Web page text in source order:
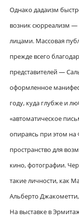
Однако дадаизм
возник сюрреализм
лицами. Массовая
прежде всего
представителей —
оформленное
году, куда глубже и
«автоматическое
опираясь при этом на
пространство для
кино, фотографии.
такие личности, как
Альберто
На выставке в